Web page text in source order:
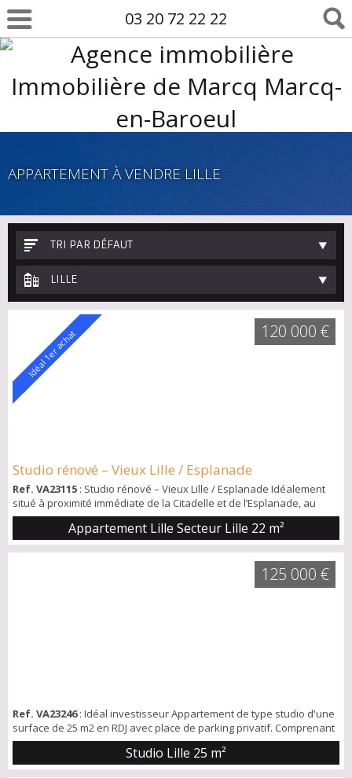
03 20 72 22 22
APPARTEMENT À VENDRE LILLE
TRI PAR DÉFAUT
LILLE
Idéal 1er achat
Studio rénové – Vieux Lille / Esplanade
Ref. VA23115 : Studio rénové – Vieux Lille / Esplanade Idéalement
situé à proximité immédiate de la Citadelle et de l’Esplanade, au
cœur du Vieux Lille, ce charmant studio de 22,16 m² se trouve au 1er
étage d’une copropriété sécurisée comprenant 16 lots d’habitation.
L’appartement, en excellent état, a été récemment rénové. Il se
compose d’une entrée, d’une salle de douche avec WC, ainsi que
Appartement Lille Secteur Lille 22 m²
120 000 €
Ref. VA23246: Idéal investisseur Appartement de type studio d'une
surface de 25 m2 en RDJ avec place de parking privatif. Comprenant
: Cuisine ouverte sur pièce principale SDD avec WC Entrée avec
rangement Grande fenêtre amenant beaucoup de luminosité Accès
parking sécurisé par rue parallèle. Rafraichissement à prévoir.
Studio Lille 25 m²
125 000 €